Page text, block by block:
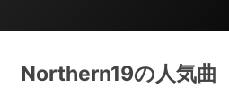
Northern19の人気曲